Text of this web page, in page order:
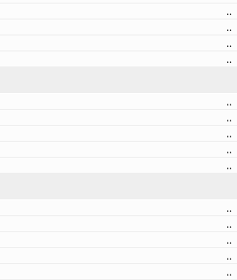
..
..
..
..
..
..
..
..
..
..
..
..
..
..